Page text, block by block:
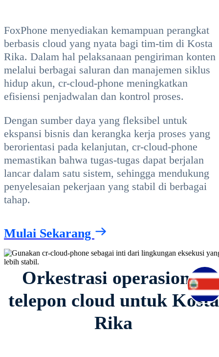
FoxPhone menyediakan kemampuan perangkat
berbasis cloud yang nyata bagi tim-tim di Kosta
Rika. Dalam hal pelaksanaan pengiriman konten
melalui berbagai saluran dan manajemen siklus
hidup akun, cr-cloud-phone meningkatkan
efisiensi penjadwalan dan kontrol proses.
Dengan sumber daya yang fleksibel untuk
ekspansi bisnis dan kerangka kerja proses yang
berorientasi pada kelanjutan, cr-cloud-phone
memastikan bahwa tugas-tugas dapat berjalan
lancar dalam satu sistem, sehingga mendukung
penyelesaian pekerjaan yang stabil di berbagai
tahap.
Mulai Sekarang
Orkestrasi operasional
telepon cloud untuk Kosta
Rika